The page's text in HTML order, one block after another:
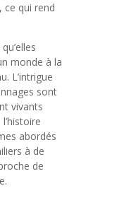
ce qui rend
monde à la
L’intrigue
sont
vivants
abordés
à de
de